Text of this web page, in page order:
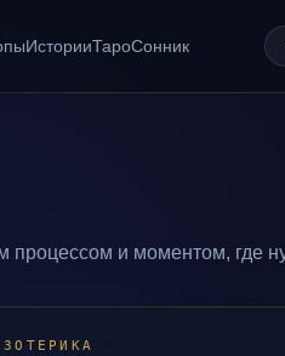
ИсторииТароСонник
и моментом, где